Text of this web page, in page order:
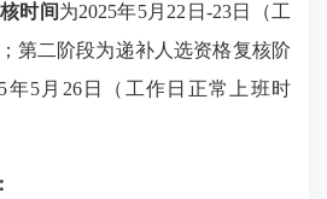
时间为2025年5月22日-23日（工
第二阶段为递补人选资格复核阶
年5月26日（工作日正常上班时